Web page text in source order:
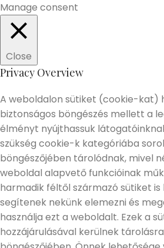
Manage consent
Close
Privacy Overview
A weboldalon sütiket (cookie-kat)
biztonságos böngészés mellett a
élményt nyújthassuk
szükség cookie-k kategóriába
böngészőjében tárolódnak, mivel
weboldal alapvető funkcióinak
harmadik féltől származó sütiket is
segítenek nekünk elemezni és
használja ezt a weboldalt. Ezek a
hozzájárulásával kerülnek